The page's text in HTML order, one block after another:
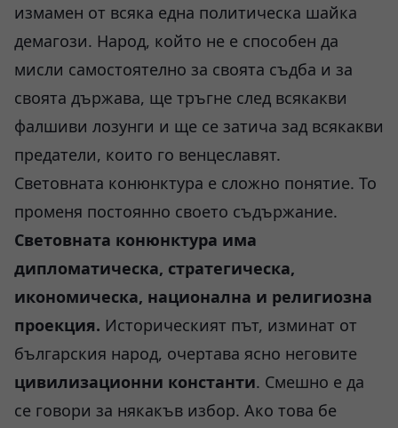
измамен от всяка една политическа шайка
демагози. Народ, който не е способен да
мисли самостоятелно за своята съдба и за
своята държава, ще тръгне след всякакви
фалшиви лозунги и ще се затича зад всякакви
предатели, които го венцеславят.
Световната конюнктура е сложно понятие. То
променя постоянно своето съдържание.
Световната конюнктура има
дипломатическа, стратегическа,
икономическа, национална и религиозна
проекция. Историческият път, изминат от
българския народ, очертава ясно неговите
цивилизационни константи. Смешно е да
се говори за някакъв избор. Ако това бе